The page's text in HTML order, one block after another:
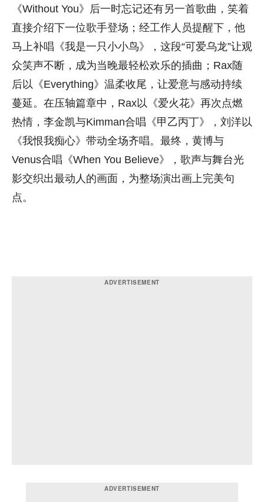
《Without You》后一时忘记还有另一首歌曲，笑着
直接介绍下一位歌手登场；经工作人员提醒下，他
马上补唱《我是一只小小鸟》，这段“可爱乌龙”让观
众笑声不断，成为当晚最轻松欢乐的插曲；Rax随
后以《Everything》温柔收尾，让爱意与感动持续
蔓延。在压轴篇章中，Rax以《爱火花》再次点燃
热情，李金凯与Kimman合唱《甲乙丙丁》，刘洋以
《我恨我痴心》带动全场齐唱。最终，黄博与
Venus合唱《When You Believe》，歌声与舞台光
影交织出最动人的画面，为整场演出画上完美句
点。